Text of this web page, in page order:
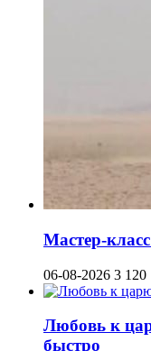
Мастер-
06-08-2026 3 120
Любовь к
быстро